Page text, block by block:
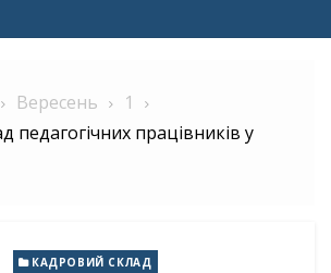
Вересень
1
педагогічних працівників у
КАДРОВИЙ СКЛАД